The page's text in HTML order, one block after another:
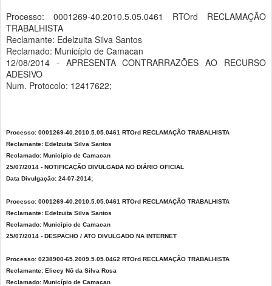
Processo: 0001269-40.2010.5.05.0461 RTOrd RECLAMAÇÃO
TRABALHISTA
Reclamante: Edelzuita Silva Santos
Reclamado: Município de Camacan
12/08/2014 - APRESENTA CONTRARRAZÕES AO RECURSO
ADESIVO
Num. Protocolo: 12417622;
Processo: 0001269-40.2010.5.05.0461 RTOrd RECLAMAÇÃO TRABALHISTA
Reclamante: Edelzuita Silva Santos
Reclamado: Município de Camacan
25/07/2014 - NOTIFICAÇÃO DIVULGADA NO DIÁRIO OFICIAL
Data Divulgação: 24-07-2014;
Processo: 0001269-40.2010.5.05.0461 RTOrd RECLAMAÇÃO TRABALHISTA
Reclamante: Edelzuita Silva Santos
Reclamado: Município de Camacan
25/07/2014 - DESPACHO / ATO DIVULGADO NA INTERNET
Processo: 0238900-65.2009.5.05.0462 RTOrd RECLAMAÇÃO TRABALHISTA
Reclamante: Eliecy Nô da Silva Rosa
Reclamado: Município de Camacan